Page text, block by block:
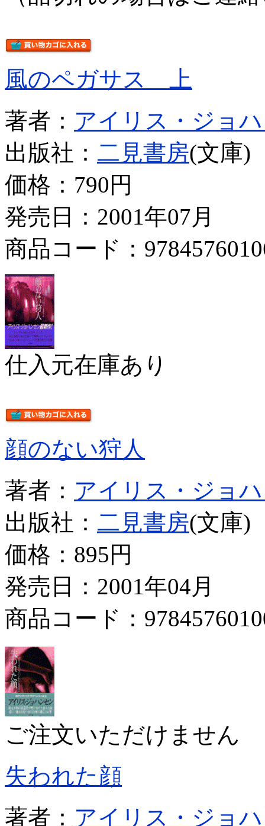
風のペガサス 上
著者： アイリス・ジョ
出版社： 二見書房(文庫)
価格： 790円
発売日：2001年07月
商品コード：
仕入元在庫あり
顔のない狩人
著者： アイリス・ジョ
出版社： 二見書房(文庫)
価格： 895円
発売日：2001年04月
商品コード：
ご注文いただけません
失われた顔
著者： アイリス・ジョ